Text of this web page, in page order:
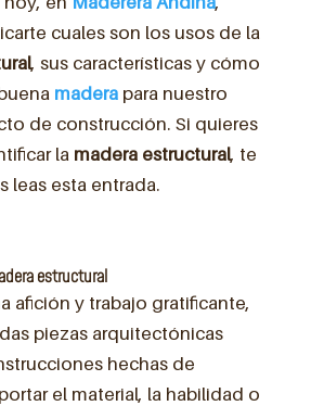
cuales son los usos de la
, sus características y cómo
maderapara nuestro
de construcción. Si quieres
la madera estructural, te
leas esta entrada.
estructural
afición y trabajo gratificante,
piezas arquitectónicas
hechas de
el material, la habilidad o